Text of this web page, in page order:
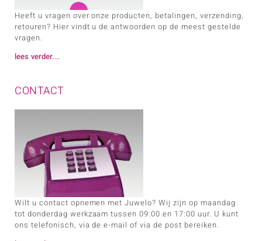
Heeft u vragen over onze producten, betalingen, verzending,
retouren? Hier vindt u de antwoorden op de meest gestelde
vragen.
lees verder...
CONTACT
Wilt u contact opnemen met Juwelo? Wij zijn op maandag
tot donderdag werkzaam tussen 09:00 en 17:00 uur. U kunt
ons telefonisch, via de e-mail of via de post bereiken.